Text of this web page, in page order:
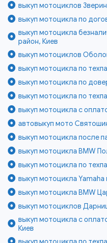
выкуп мотоциклов
выкуп мотоцикла по
выкуп мотоцикла
район, Киев
выкуп мотоциклов
выкуп мотоцикла по
выкуп мотоцикла по
выкуп мотоцикла по
выкуп мотоцикла с
автовыкуп мото
выкуп мотоцикла после
выкуп мотоцикла BMW
выкуп мотоцикла по
выкуп мотоцикла Yamaha
выкуп мотоцикла BMW
выкуп мотоциклов
выкуп мотоцикла с
Киев